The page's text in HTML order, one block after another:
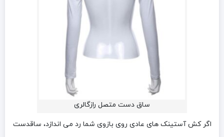
ساق دست متصل رازگالری
اگر کش آستینک های عادی روی بازوی شما رد می اندازد، ساقدست